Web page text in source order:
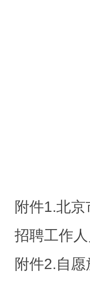
附件1.北
招聘工作
附件2.自